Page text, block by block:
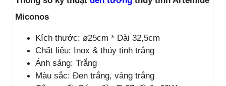
Miconos
Kích thước: ø25cm * Dài 32,5cm
Chất liệu: Inox & thủy tinh trắng
Ánh sáng: Trắng
Màu sắc: Đen trắng, vàng trắng